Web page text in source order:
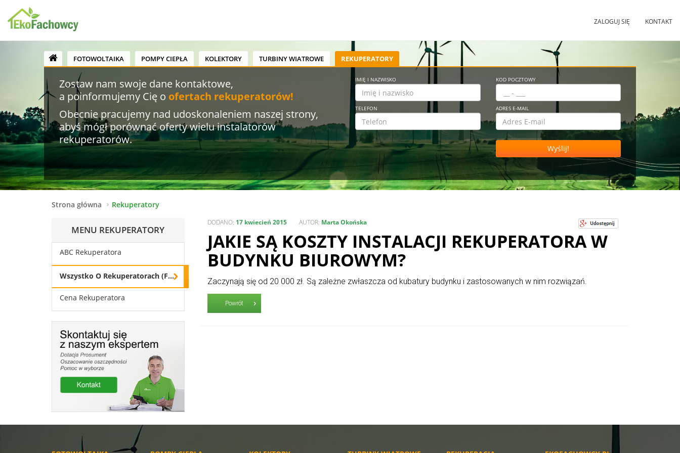
ZALOGUJ SIĘ KONTAKT
FOTOWOLTAIKA POMPY CIEPŁA KOLEKTORY TURBINY WIATROWE REKUPERATORY
Zostaw nam swoje dane kontaktowe,
a poinformujemy Cię o ofertach rekuperatorów!
Obecnie pracujemy nad udoskonaleniem naszej strony,
abyś mógł porównać oferty wielu instalatorów
rekuperatorów.
IMIĘ I NAZWISKO KOD POCZTOWY
TELEFON ADRES E-MAIL
Wyślij!
Strona główna Rekuperatory
MENU REKUPERATORY
ABC Rekuperatora
Wszystko O Rekuperatorach (Faq)
Cena Rekuperatora
DODANO: 17 kwiecień 2015AUTOR: Marta Okońska
JAKIE SĄ KOSZTY INSTALACJI REKUPERATORA W
BUDYNKU BIUROWYM?
Zaczynają się od 20 000 zł. Są zależne zwłaszcza od kubatury budynku i zastosowanych w nim rozwiązań.
Powrót